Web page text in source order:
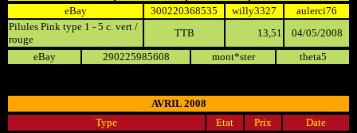
eBay
300220368535 willy3327
aulerci76
Pilules Pink type 1 - 5 c. vert /
rouge
TTB 13,51
04/05/2008
eBay
290225985608 mont*ster theta5
AVRIL 2008
Type
Etat Prix Date